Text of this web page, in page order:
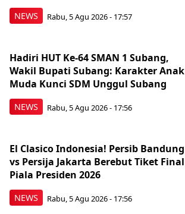
NEWS Rabu, 5 Agu 2026 - 17:57
NEWS
Hadiri HUT Ke-64 SMAN 1 Subang,
Wakil Bupati Subang: Karakter Anak
Muda Kunci SDM Unggul Subang
Rabu, 5 Agu 2026 - 17:56
NEWS
El Clasico Indonesia! Persib Bandung
vs Persija Jakarta Berebut Tiket Final
Piala Presiden 2026
Rabu, 5 Agu 2026 - 17:56